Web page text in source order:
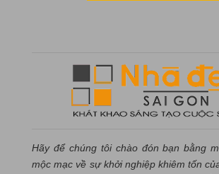
Hãy để chúng tôi chào đón bạn bằng
mộc mạc về sự khởi nghiệp khiêm tốn